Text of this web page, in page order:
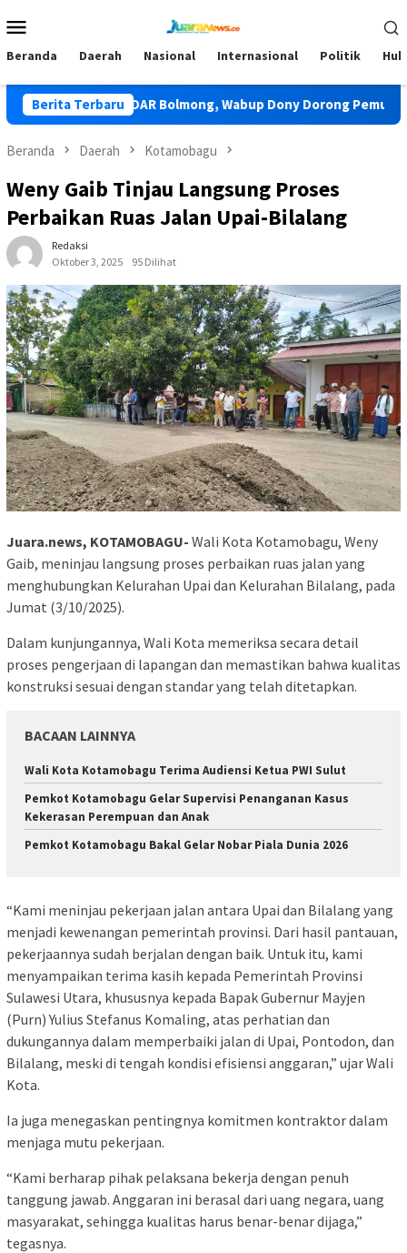
ke
Mobile
Beranda Daerah Nasional Internasional Politik
Berita Terbaru
Tunas TIDAR Bolmong, Wabup Dony Dorong Pemuda Jadi
Beranda Daerah Kotamobagu
Weny Gaib Tinjau Langsung Proses
Perbaikan Ruas Jalan Upai-Bilalang
Redaksi
Oktober 3, 2025
95 Dilihat
Juara.news, KOTAMOBAGU- Wali Kota Kotamobagu, Weny
Gaib, meninjau langsung proses perbaikan ruas jalan yang
menghubungkan Kelurahan Upai dan Kelurahan Bilalang, pada
Jumat (3/10/2025).
Dalam kunjungannya, Wali Kota memeriksa secara detail
proses pengerjaan di lapangan dan memastikan bahwa kualitas
konstruksi sesuai dengan standar yang telah ditetapkan.
BACAAN LAINNYA
Wali Kota Kotamobagu Terima Audiensi Ketua PWI Sulut
Pemkot Kotamobagu Gelar Supervisi Penanganan Kasus
Kekerasan Perempuan dan Anak
Pemkot Kotamobagu Bakal Gelar Nobar Piala Dunia 2026
“Kami meninjau pekerjaan jalan antara Upai dan Bilalang yang
menjadi kewenangan pemerintah provinsi. Dari hasil pantauan,
pekerjaannya sudah berjalan dengan baik. Untuk itu, kami
menyampaikan terima kasih kepada Pemerintah Provinsi
Sulawesi Utara, khususnya kepada Bapak Gubernur Mayjen
(Purn) Yulius Stefanus Komaling, atas perhatian dan
dukungannya dalam memperbaiki jalan di Upai, Pontodon, dan
Bilalang, meski di tengah kondisi efisiensi anggaran,” ujar Wali
Kota.
Ia juga menegaskan pentingnya komitmen kontraktor dalam
menjaga mutu pekerjaan.
“Kami berharap pihak pelaksana bekerja dengan penuh
tanggung jawab. Anggaran ini berasal dari uang negara, uang
masyarakat, sehingga kualitas harus benar-benar dijaga,”
tegasnya.